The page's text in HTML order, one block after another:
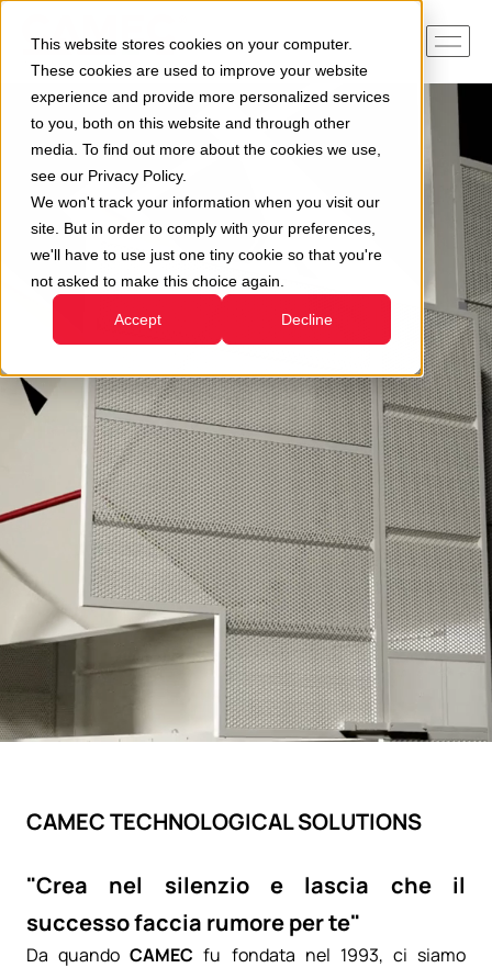
This website stores cookies on your computer.
These cookies are used to improve your website
experience and provide more personalized services
to you, both on this website and through other
media. To find out more about the cookies we use,
see our Privacy Policy.
We won't track your information when you visit our
site. But in order to comply with your preferences,
we'll have to use just one tiny cookie so that you're
not asked to make this choice again.
Accept Decline
CAMEC TECHNOLOGICAL SOLUTIONS
"Crea nel silenzio e lascia che il
successo faccia rumore per te"
Da quandoCAMEC fu fondata nel 1993, ci siamo